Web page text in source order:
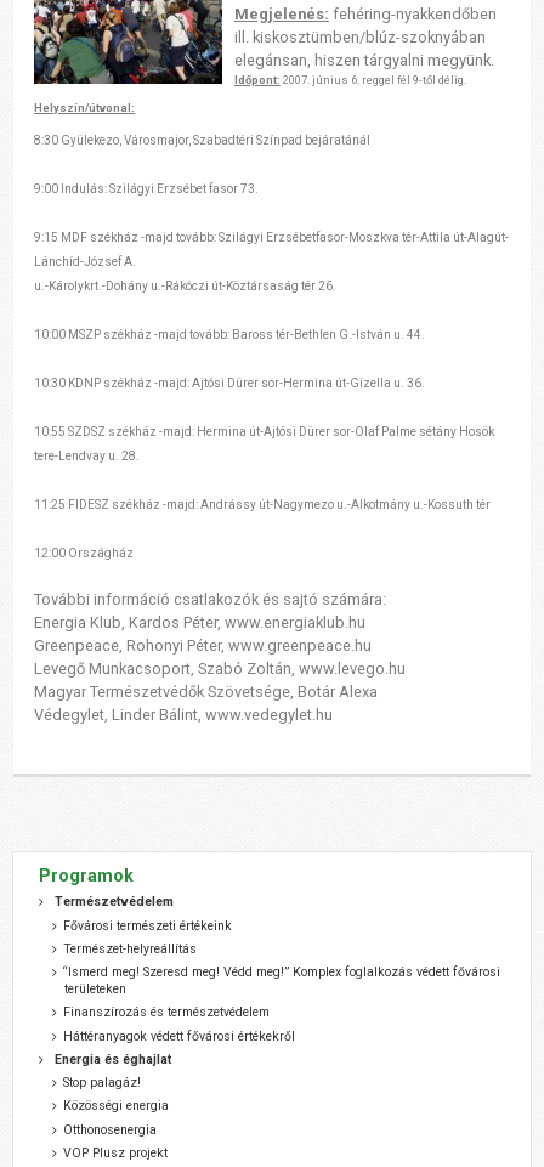
Megjelenés: fehéring-nyakkendőben
ill. kiskosztümben/blúz-szoknyában
elegánsan, hiszen tárgyalni megyünk.
Időpont: 2007. június 6. reggel fél 9-től délig.
Helyszín/útvonal:
8:30 Gyülekezo, Városmajor, Szabadtéri Színpad bejáratánál
9:00 Indulás: Szilágyi Erzsébet fasor 73.
9:15 MDF székház -majd tovább: Szilágyi Erzsébetfasor-Moszkva tér-Attila út-Alagút-
Lánchíd-József A.
u.-Károlykrt.-Dohány u.-Rákóczi út-Köztársaság tér 26.
10:00 MSZP székház -majd tovább: Baross tér-Bethlen G.-István u. 44.
10:30 KDNP székház -majd: Ajtósi Dürer sor-Hermina út-Gizella u. 36.
10:55 SZDSZ székház -majd: Hermina út-Ajtósi Dürer sor-Olaf Palme sétány Hosök
tere-Lendvay u. 28.
11:25 FIDESZ székház -majd: Andrássy út-Nagymezo u.-Alkotmány u.-Kossuth tér
12:00 Országház
További információ csatlakozók és sajtó számára:
Energia Klub, Kardos Péter, www.energiaklub.hu
Greenpeace, Rohonyi Péter, www.greenpeace.hu
Levegő Munkacsoport, Szabó Zoltán, www.levego.hu
Magyar Természetvédők Szövetsége, Botár Alexa
Védegylet, Linder Bálint, www.vedegylet.hu
Programok
Természetvédelem
Fővárosi természeti értékeink
Természet-helyreállítás
“Ismerd meg! Szeresd meg! Védd meg!” Komplex foglalkozás védett fővárosi
területeken
Finanszírozás és természetvédelem
Háttéranyagok védett fővárosi értékekről
Energia és éghajlat
Stop palagáz!
Közösségi energia
Otthonosenergia
VOP Plusz projekt